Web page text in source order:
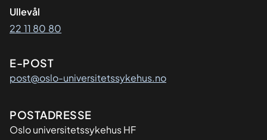
Ullevål
22 11 80 80
E-POST
post@oslo-universitetssykehus.no
Adresse
POSTADRESSE
Oslo universitetssykehus HF